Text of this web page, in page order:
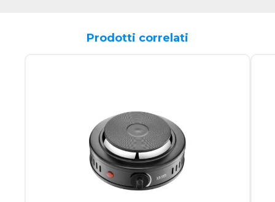
Prodotti correlati